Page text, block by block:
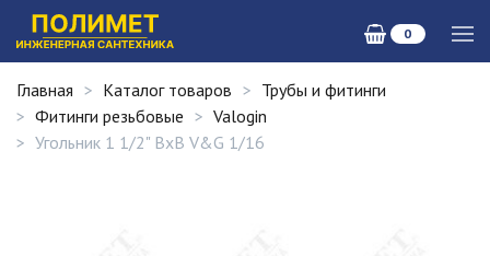
0
Главная Каталог товаров
Трубы и фитинги
Фитинги резьбовые
Valogin
Угольник 1 1/2" ВxВ V&G 1/16